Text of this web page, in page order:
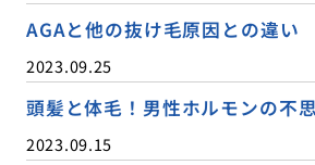
AGAと他の抜け毛原因との違い
2023.09.25
頭髪と体毛！男性ホルモンの不
2023.09.15